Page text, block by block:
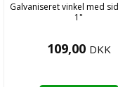
Galvaniseret vinkel med
1"
109,00 DKK